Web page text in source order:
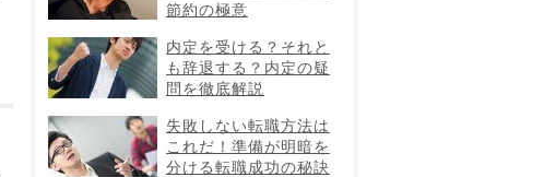
節約の極意
内定を受ける？それと
も辞退する？内定の疑
問を徹底解説
失敗しない転職方法は
これだ！準備が明暗を
分ける転職成功の秘訣